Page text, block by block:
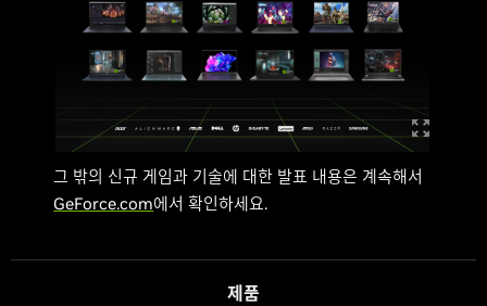
그 밖의 신규 게임과 기술에 대한 발표 내용은 계속해서
GeForce.com에서 확인하세요.
제품